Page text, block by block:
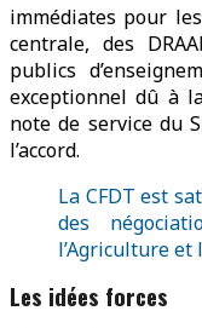
immédiates pour
centrale, des
publics
exceptionnel dû à
note de service du
l’accord.
La CFDT est
des
l’Agriculture et
Les idées forces